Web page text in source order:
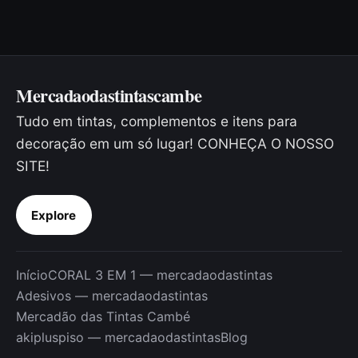
Mercadaodastintascambe
Tudo em tintas, complementos e itens para
decoração em um só lugar! CONHEÇA O NOSSO
SITE!
Explore
InícioCORAL 3 EM 1 — mercadaodastintas
Adesivos — mercadaodastintas
Mercadão das Tintas Cambé
akipluspiso — mercadaodastintasBlog